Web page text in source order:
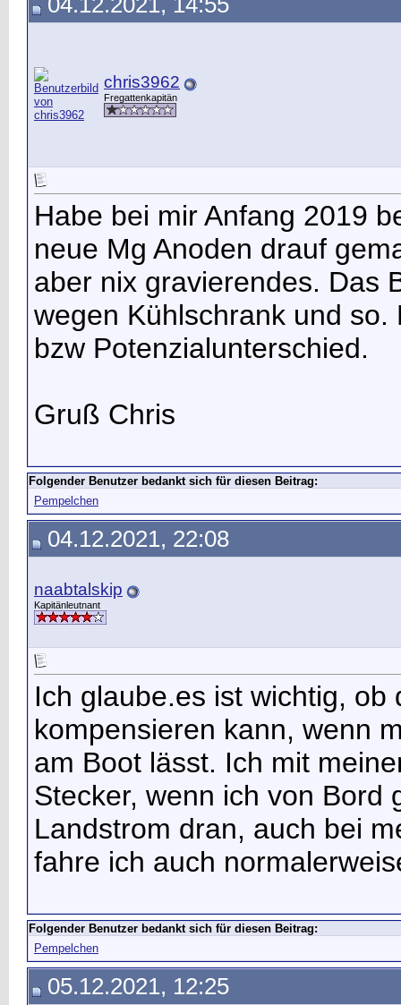
chris3962
Fregattenkapitän
Habe bei mir Anfang 2019
neue Mg Anoden drauf
aber nix gravierendes. Das
wegen Kühlschrank und
bzw Potenzialunterschied.
Gruß Chris
Folgender Benutzer bedankt sich für diesen Beitrag:
Pempelchen
04.12.2021, 22:08
naabtalskip
Kapitänleutnant
Ich glaube.es ist wichtig,
kompensieren kann, wenn
am Boot lässt. Ich mit
Stecker, wenn ich von Bord
Landstrom dran, auch bei
fahre ich auch
Folgender Benutzer bedankt sich für diesen Beitrag:
Pempelchen
05.12.2021, 12:25